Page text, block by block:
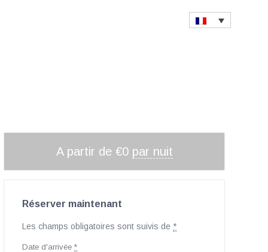
A partir de €0 par nuit
Réserver maintenant
Les champs obligatoires sont suivis de *
Date d'arrivée *